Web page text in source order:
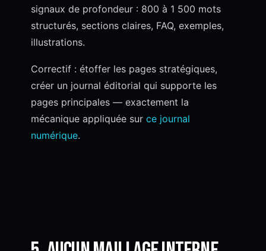
signaux de profondeur : 800 à 1 500 mots
structurés, sections claires, FAQ, exemples,
illustrations.
Correctif : étoffer les pages stratégiques,
créer un journal éditorial qui supporte les
pages principales — exactement la
mécanique appliquée sur ce journal
numérique.